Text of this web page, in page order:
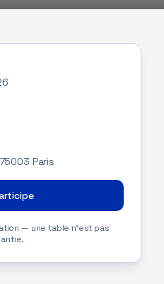
Paris
— une table n'est pas